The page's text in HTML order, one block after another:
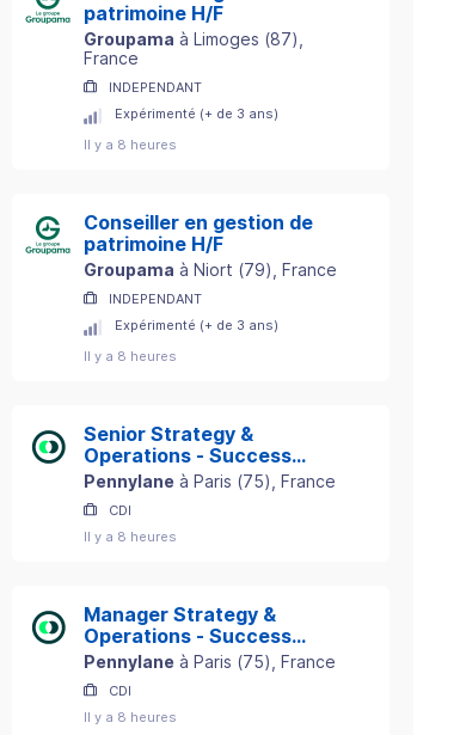
patrimoine H/F
Groupama à Limoges (87)
France
INDEPENDANT
Expérimenté (+ de 3 ans)
Il y a 8 heures
Conseiller en gestion de
patrimoine H/F
Groupama à Niort (79) , France
INDEPENDANT
Expérimenté (+ de 3 ans)
Il y a 8 heures
Senior Strategy &
Operations - Success
Department
Pennylane à Paris (75) , France
CDI
Il y a 8 heures
Manager Strategy &
Operations - Success
Department
Pennylane à Paris (75) , France
CDI
Il y a 8 heures